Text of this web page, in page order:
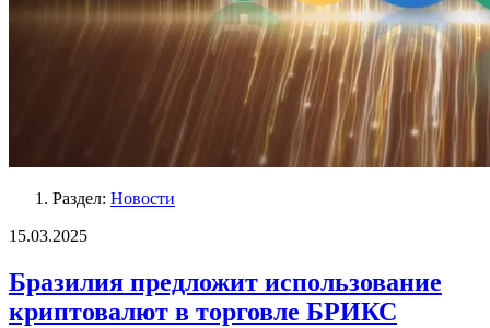
Раздел: Новости
15.03.2025
Бразилия предложит использование
криптовалют в торговле БРИКС